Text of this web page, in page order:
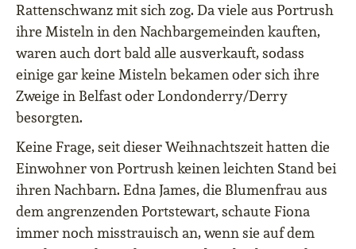
Rattenschwanz mit sich zog. Da viele aus Portrush
ihre Misteln in den Nachbargemeinden kauften,
waren auch dort bald alle ausverkauft, sodass
einige gar keine Misteln bekamen oder sich ihre
Zweige in Belfast oder Londonderry/Derry
besorgten.
Keine Frage, seit dieser Weihnachtszeit hatten die
Einwohner von Portrush keinen leichten Stand bei
ihren Nachbarn. Edna James, die Blumenfrau aus
dem angrenzenden Portstewart, schaute Fiona
immer noch misstrauisch an, wenn sie auf dem